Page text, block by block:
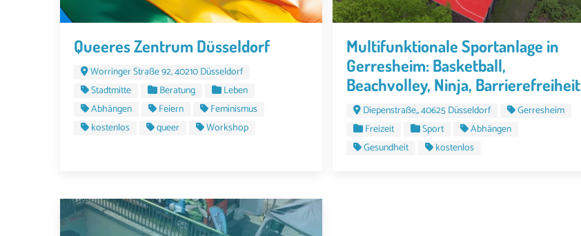
Queeres Zentrum Düsseldorf
Worringer Straße 92, 40210 Düsseldorf
Stadtmitte
Beratung
Leben
Abhängen
Feiern
Feminismus
kostenlos
queer Workshop
Multifunktionale Sportanlage in
Gerresheim: Basketball,
Beachvolley, Ninja, Barrierefreiheit
Diepenstraße,, 40625 Düsseldorf
Gerresheim
Freizeit
Sport
Abhängen
Gesundheit
kostenlos